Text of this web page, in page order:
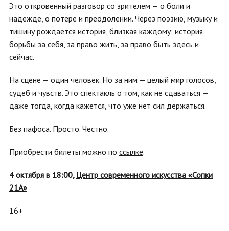
Это откровенный разговор со зрителем — о боли и
надежде, о потере и преодолении. Через поэзию, музыку и
тишину рождается история, близкая каждому: история
борьбы за себя, за право жить, за право быть здесь и
сейчас.
На сцене — один человек. Но за ним — целый мир голосов,
судеб и чувств. Это спектакль о том, как не сдаваться —
даже тогда, когда кажется, что уже нет сил держаться.
Без пафоса. Просто. Честно.
Приобрести билеты можно по ссылке.
4 октября в 18:00, Центр современного искусства «Сопки
21А»
16+